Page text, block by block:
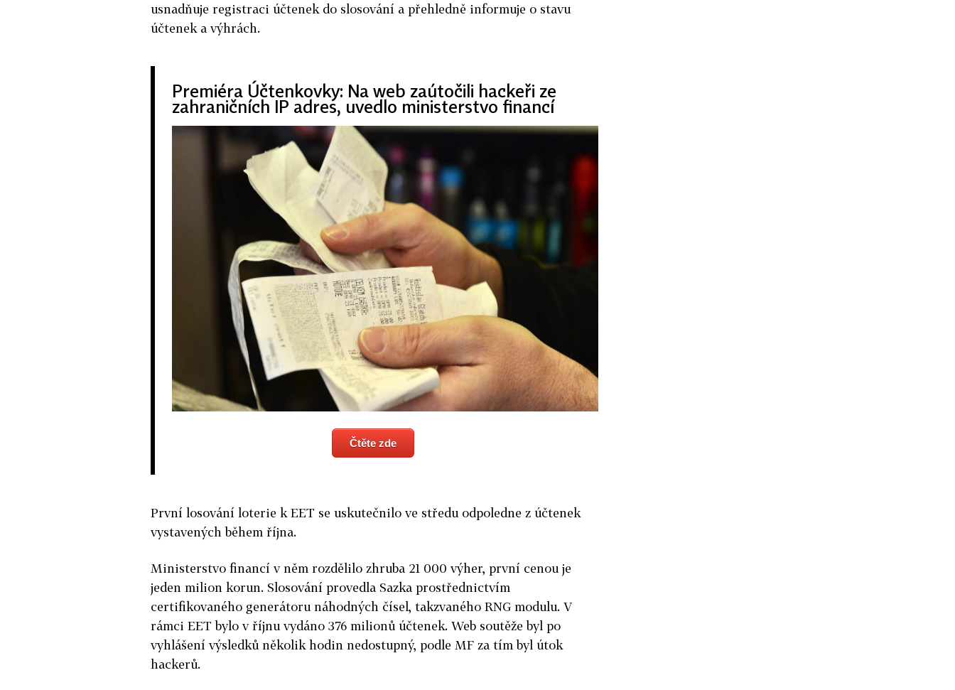
usnadňuje registraci účtenek do slosování a přehledně informuje o stavu
účtenek a výhrách.
Premiéra Účtenkovky: Na web zaútočili hackeři ze
zahraničních IP adres, uvedlo ministerstvo financí
Čtěte zde
První losování loterie k EET se uskutečnilo ve středu odpoledne z účtenek
vystavených během října.
Ministerstvo financí v něm rozdělilo zhruba 21 000 výher, první cenou je
jeden milion korun. Slosování provedla Sazka prostřednictvím
certifikovaného generátoru náhodných čísel, takzvaného RNG modulu. V
rámci EET bylo v říjnu vydáno 376 milionů účtenek. Web soutěže byl po
vyhlášení výsledků několik hodin nedostupný, podle MF za tím byl útok
hackerů.